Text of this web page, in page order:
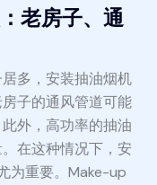
老房子、通
多，安装抽油烟机
子的通风管道可能
外，高功率的抽油
在这种情况下，安
为重要。Make-up